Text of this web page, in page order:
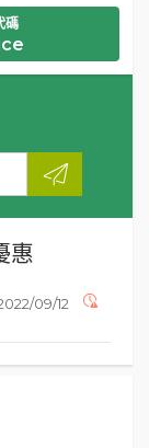
碼
惠
09/12